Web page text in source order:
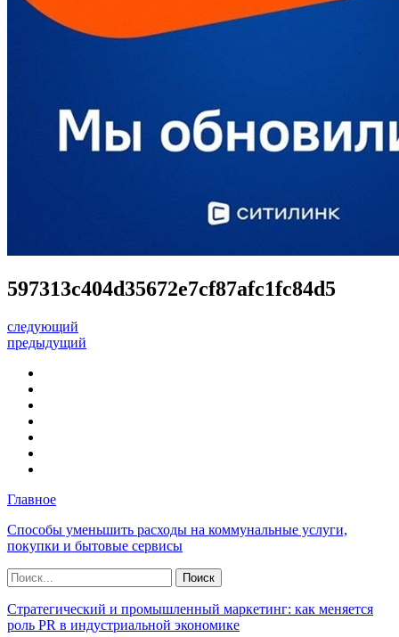
597313c404d35672e7cf87afc1fc84d5
следующий
предыдущий
Главное
Способы уменьшить расходы на коммунальные услуги,
покупки и бытовые сервисы
Стратегический и промышленный маркетинг: как меняется
роль PR в индустриальной экономике